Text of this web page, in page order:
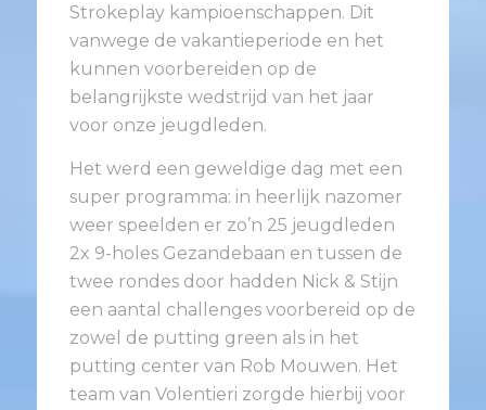
Strokeplay kampioenschappen. Dit
vanwege de vakantieperiode en het
kunnen voorbereiden op de
belangrijkste wedstrijd van het jaar
voor onze jeugdleden.
Het werd een geweldige dag met een
super programma: in heerlijk nazomer
weer speelden er zo’n 25 jeugdleden
2x 9-holes Gezandebaan en tussen de
twee rondes door hadden Nick & Stijn
een aantal challenges voorbereid op de
zowel de putting green als in het
putting center van Rob Mouwen. Het
team van Volentieri zorgde hierbij voor